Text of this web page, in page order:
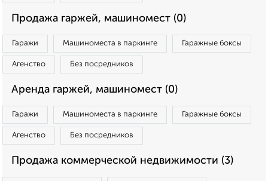
Продажа гаржей, машиномест (0)
Гаражи Машиноместа в паркинге Гаражные боксы
Агенство Без посредников
Аренда гаржей, машиномест (0)
Гаражи Машиноместа в паркинге Гаражные боксы
Агенство Без посредников
Продажа коммерческой недвижимости (3)